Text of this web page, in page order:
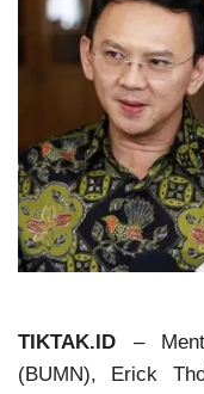
TIKTAK.ID –
(BUMN), Erick